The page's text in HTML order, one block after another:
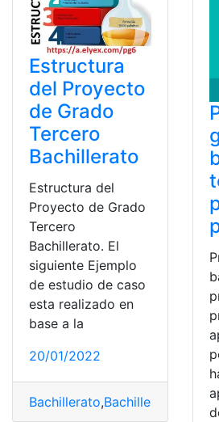
Estructura
del Proyecto
de Grado
Tercero
Bachillerato
Estructura del
Proyecto de Grado
Tercero
Bachillerato. El
siguiente Ejemplo
de estudio de caso
esta realizado en
base a la
20/01/2022
Bachillerato,Bachillerato